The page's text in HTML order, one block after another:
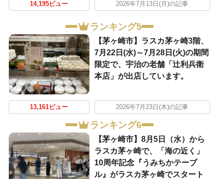
14,195ビュー 2026年7月13日(月)の記事
ランキング5
【茅ヶ崎市】ラスカ茅ヶ崎3階、
7月22日(水)～7月28日(火)の期間
限定で、宇治の老舗「辻利兵衛
本店」が出店しています。
13,161ビュー 2026年7月23日(木)の記事
ランキング6
【茅ヶ崎市】8月5日（水）から
ラスカ茅ヶ崎で、「海の近く」
10周年記念『うみちかテーブ
ル』がラスカ茅ヶ崎でスタート